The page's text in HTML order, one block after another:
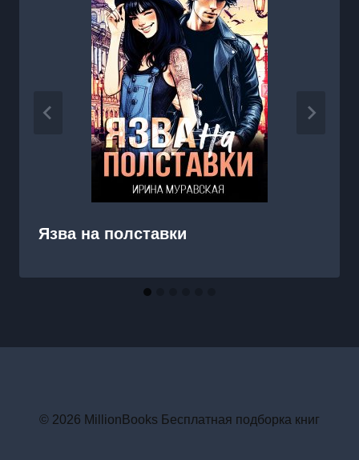
Язва на полставки
© 2026 MillionBooks Бесплатная подборка книг